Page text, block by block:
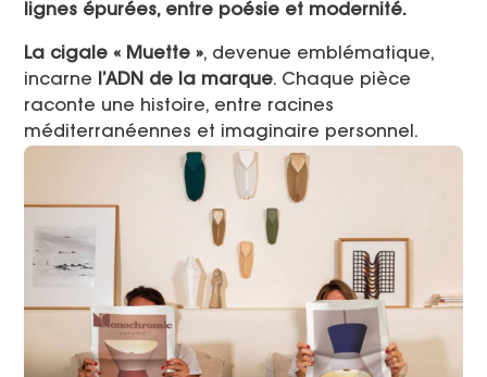
lignes épurées, entre poésie et modernité.
La cigale « Muette », devenue emblématique,
incarne l’ADN de la marque. Chaque pièce
raconte une histoire, entre racines
méditerranéennes et imaginaire personnel.